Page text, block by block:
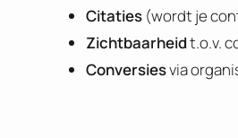
Citaties (wordt je
Zichtbaarheidt.o.v.
Conversiesvia